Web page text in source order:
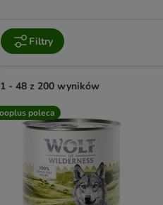
Filtry
1 - 48 z 200 wyników
product items have been changed
poleca